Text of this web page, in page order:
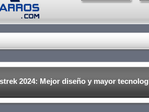
2024: Mejor diseño y mayor